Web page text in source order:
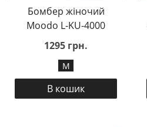
Бомбер жіночий
Moodo L-KU-4000
1295 грн.
M
В кошик